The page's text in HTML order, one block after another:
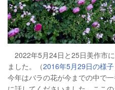
2022年5月24日と25日美作市
ました。（2016年5月29日の様子
今年はバラの花が今までの中で